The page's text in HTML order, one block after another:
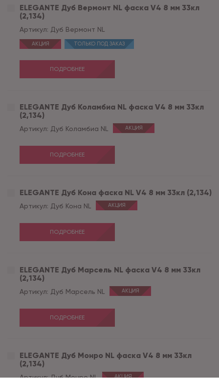
ELEGANTE Дуб Вермонт NL фаска V4 8 мм 33кл
(2,134)
Артикул: Дуб Вермонт NL
АКЦИЯ ТОЛЬКО ПОД ЗАКАЗ
ПОДРОБНЕЕ
ELEGANTE Дуб Коламбиа NL фаска V4 8 мм 33кл
(2,134)
Артикул: Дуб Коламбиа NL АКЦИЯ
ПОДРОБНЕЕ
ELEGANTE Дуб Кона фаска NL V4 8 мм 33кл (2,134)
Артикул: Дуб Кона NL АКЦИЯ
ПОДРОБНЕЕ
ELEGANTE Дуб Марсель NL фаска V4 8 мм 33кл
(2,134)
Артикул: Дуб Марсель NL АКЦИЯ
ПОДРОБНЕЕ
ELEGANTE Дуб Монро NL фаска V4 8 мм 33кл
(2,134)
Артикул:Дуб Монро NL АКЦИЯ